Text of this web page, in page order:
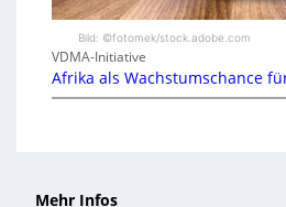
Bild: ©fotomek/stock.adobe.com
VDMA-Initiative
Afrika als Wachstumschance
Mehr Infos